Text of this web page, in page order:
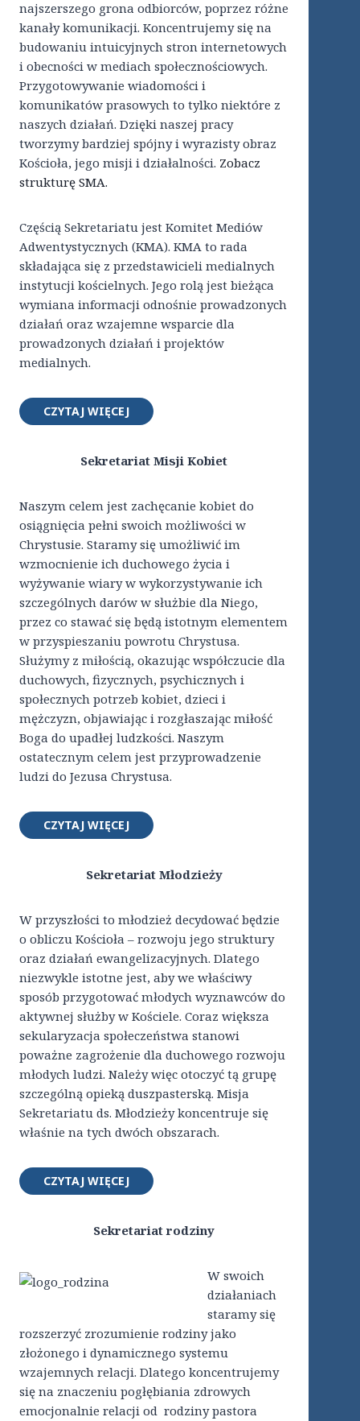
najszerszego grona odbiorców, poprzez różne
kanały komunikacji. Koncentrujemy się na
budowaniu intuicyjnych stron internetowych
i obecności w mediach społecznościowych.
Przygotowywanie wiadomości i
komunikatów prasowych to tylko niektóre z
naszych działań. Dzięki naszej pracy
tworzymy bardziej spójny i wyrazisty obraz
Kościoła, jego misji i działalności. Zobacz
strukturę SMA.
Częścią Sekretariatu jest Komitet Mediów
Adwentystycznych (KMA). KMA to rada
składająca się z przedstawicieli medialnych
instytucji kościelnych. Jego rolą jest bieżąca
wymiana informacji odnośnie prowadzonych
działań oraz wzajemne wsparcie dla
prowadzonych działań i projektów
medialnych.
CZYTAJ WIĘCEJ
Sekretariat Misji Kobiet
Naszym celem jest zachęcanie kobiet do
osiągnięcia pełni swoich możliwości w
Chrystusie. Staramy się umożliwić im
wzmocnienie ich duchowego życia i
wyżywanie wiary w wykorzystywanie ich
szczególnych darów w służbie dla Niego,
przez co stawać się będą istotnym elementem
w przyspieszaniu powrotu Chrystusa.
Służymy z miłością, okazując współczucie dla
duchowych, fizycznych, psychicznych i
społecznych potrzeb kobiet, dzieci i
mężczyzn, objawiając i rozgłaszając miłość
Boga do upadłej ludzkości. Naszym
ostatecznym celem jest przyprowadzenie
ludzi do Jezusa Chrystusa.
CZYTAJ WIĘCEJ
Sekretariat Młodzieży
W przyszłości to młodzież decydować będzie
o obliczu Kościoła – rozwoju jego struktury
oraz działań ewangelizacyjnych. Dlatego
niezwykle istotne jest, aby we właściwy
sposób przygotować młodych wyznawców do
aktywnej służby w Kościele. Coraz większa
sekularyzacja społeczeństwa stanowi
poważne zagrożenie dla duchowego rozwoju
młodych ludzi. Należy więc otoczyć tą grupę
szczególną opieką duszpasterską. Misja
Sekretariatu ds. Młodzieży koncentruje się
właśnie na tych dwóch obszarach.
CZYTAJ WIĘCEJ
Sekretariat rodziny
W swoich
działaniach
staramy się
rozszerzyć zrozumienie rodziny jako
złożonego i dynamicznego systemu
wzajemnych relacji. Dlatego koncentrujemy
się na znaczeniu pogłębiania zdrowych
emocjonalnie relacji od rodziny pastora